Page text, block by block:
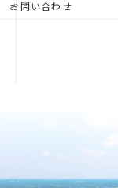
お問い合わせ